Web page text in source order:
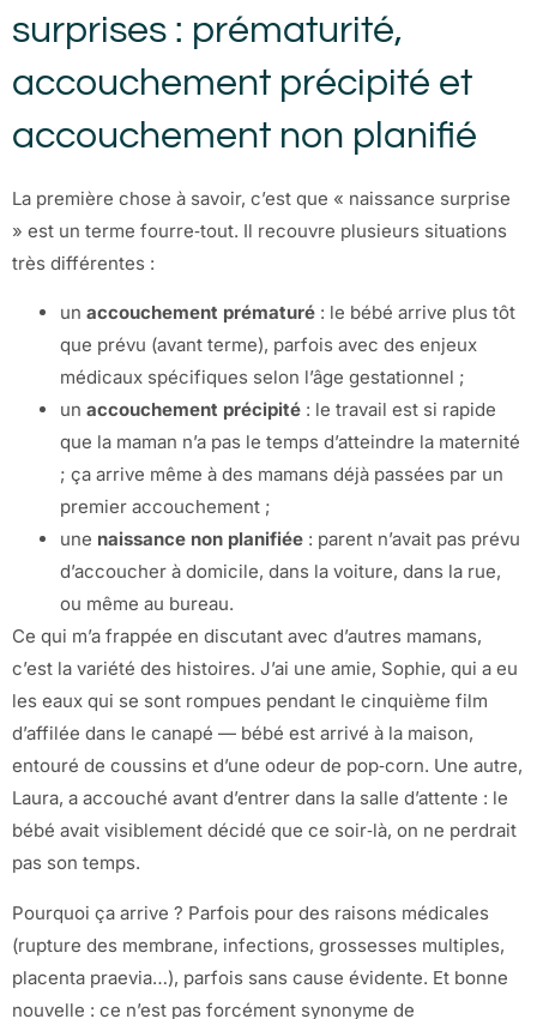
surprises : prématurité,
accouchement précipité et
accouchement non planifié
La première chose à savoir, c’est que « naissance surprise
» est un terme fourre‑tout. Il recouvre plusieurs situations
très différentes :
un accouchement prématuré : le bébé arrive plus tôt
que prévu (avant terme), parfois avec des enjeux
médicaux spécifiques selon l’âge gestationnel ;
un accouchement précipité : le travail est si rapide
que la maman n’a pas le temps d’atteindre la maternité
; ça arrive même à des mamans déjà passées par un
premier accouchement ;
une naissance non planifiée : parent n’avait pas prévu
d’accoucher à domicile, dans la voiture, dans la rue,
ou même au bureau.
Ce qui m’a frappée en discutant avec d’autres mamans,
c’est la variété des histoires. J’ai une amie, Sophie, qui a eu
les eaux qui se sont rompues pendant le cinquième film
d’affilée dans le canapé — bébé est arrivé à la maison,
entouré de coussins et d’une odeur de pop‑corn. Une autre,
Laura, a accouché avant d’entrer dans la salle d’attente : le
bébé avait visiblement décidé que ce soir‑là, on ne perdrait
pas son temps.
Pourquoi ça arrive ? Parfois pour des raisons médicales
(rupture des membrane, infections, grossesses multiples,
placenta praevia…), parfois sans cause évidente. Et bonne
nouvelle : ce n’est pas forcément synonyme de